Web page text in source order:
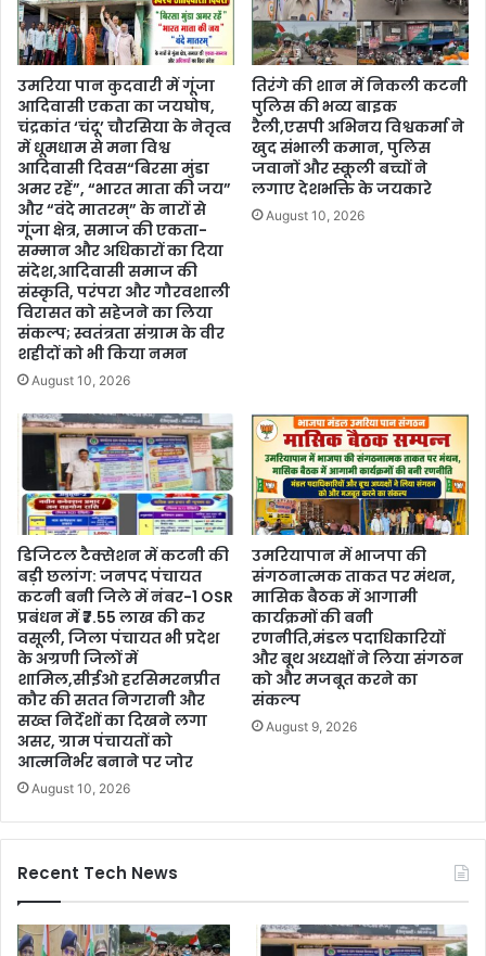
उमरिया पान कुदवारी में गूंजा
आदिवासी एकता का जयघोष,
चंद्रकांत ‘चंदू’ चौरसिया के नेतृत्व
में धूमधाम से मना विश्व
आदिवासी दिवस“बिरसा मुंडा
अमर रहें”, “भारत माता की जय”
और “वंदे मातरम्” के नारों से
गूंजा क्षेत्र, समाज की एकता-
सम्मान और अधिकारों का दिया
संदेश,आदिवासी समाज की
संस्कृति, परंपरा और गौरवशाली
विरासत को सहेजने का लिया
संकल्प; स्वतंत्रता संग्राम के वीर
शहीदों को भी किया नमन
August 10, 2026
तिरंगे की शान में निकली कटनी
पुलिस की भव्य बाइक
रैली,एसपी अभिनय विश्वकर्मा ने
खुद संभाली कमान, पुलिस
जवानों और स्कूली बच्चों ने
लगाए देशभक्ति के जयकारे
August 10, 2026
डिजिटल टैक्सेशन में कटनी की
बड़ी छलांग: जनपद पंचायत
कटनी बनी जिले में नंबर-1 OSR
प्रबंधन में ₹7.55 लाख की कर
वसूली, जिला पंचायत भी प्रदेश
के अग्रणी जिलों में
शामिल,सीईओ हरसिमरनप्रीत
कौर की सतत निगरानी और
सख्त निर्देशों का दिखने लगा
असर, ग्राम पंचायतों को
आत्मनिर्भर बनाने पर जोर
August 10, 2026
उमरियापान में भाजपा की
संगठनात्मक ताकत पर मंथन,
मासिक बैठक में आगामी
कार्यक्रमों की बनी
रणनीति,मंडल पदाधिकारियों
और बूथ अध्यक्षों ने लिया संगठन
को और मजबूत करने का
संकल्प
August 9, 2026
Recent Tech News